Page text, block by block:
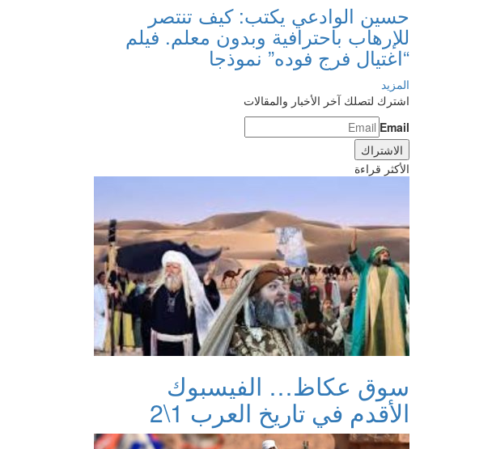
حسين الوادعي يكتب: كيف تنتصر
للإرهاب باحترافية وبدون معلم. فيلم
“اغتيال فرج فوده” نموذجا
المزيد
اشترك لتصلك آخر الأخبار والمقالات
Email
الأكثر قراءة
سوق عكاظ… الفيسبوك
الأقدم في تاريخ العرب 1\2